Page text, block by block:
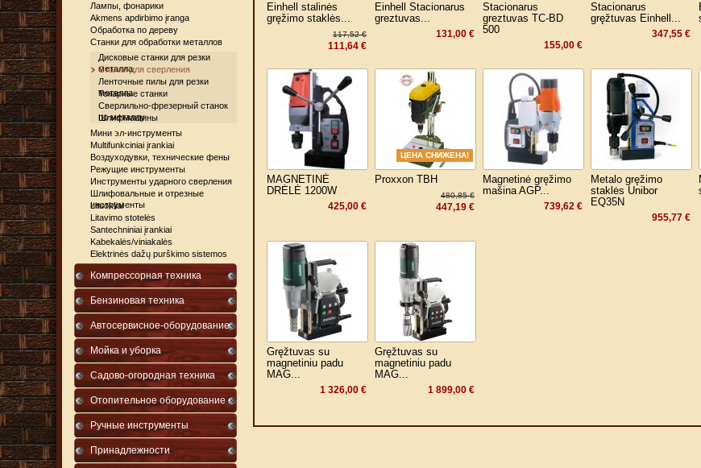
Лампы, фонарики
Akmens apdirbimo įranga
Обработка по дереву
Станки для обработки металлов
Дисковые станки для резки
металла
Станки для сверления
Ленточные пилы для резки
металла
Токарные станки
Сверлильно-фрезерный станок
по металлу
Шлифмашины
Мини эл-инструменты
Multifunkciniai įrankiai
Воздуходувки, технические фены
Режущие инструменты
Инструменты ударного сверления
Шлифовальные и отрезные
инструменты
Lituokliai
Litavimo stotelės
Santechniniai įrankiai
Kabekalės/viniakalės
Elektrinės dažų purškimo sistemos
Компрессорная техника
Бензиновая техника
Автосервисное-оборудование
Мойка и уборка
Садово-огородная техника
Отопительное оборудование
Ручные инструменты
Принадлежности
Einhell stalinės
gręžimo staklės...
117,52 €
111,64 €
Einhell Stacionarus
greztuvas...
131,00 €
Stacionarus
greztuvas TC-BD
500
155,00 €
Stacionarus
gręžtuvas Einhell...
347,55 €
MAGNETINĖ
DRĖLĖ 1200W
425,00 €
ЦЕНА СНИЖЕНА!
Proxxon TBH
480,85 €
447,19 €
Magnetinė gręžimo
mašina AGP...
739,62 €
Metalo gręžimo
staklės Unibor
EQ35N
955,77 €
Gręžtuvas su
magnetiniu padu
MAG...
1 326,00 €
Gręžtuvas su
magnetiniu padu
MAG...
1 899,00 €